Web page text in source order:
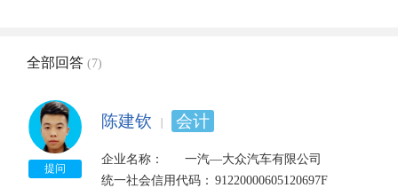
全部回答 (7)
提问
陈建钦 会计
企业名称：      一汽—大众汽车有限公司
统一社会信用代码：	91220000605120697F